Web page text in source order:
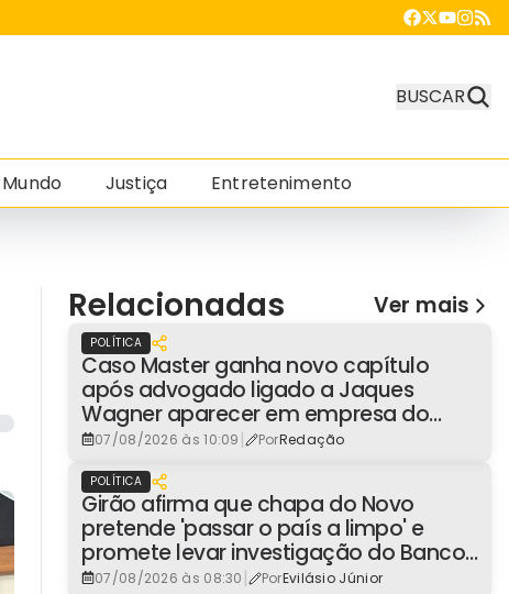
BUSCAR
Mundo Justiça Entretenimento
Relacionadas Ver mais
POLÍTICA
Caso Master ganha novo capítulo
após advogado ligado a Jaques
Wagner aparecer em empresa do
consignado
07/08/2026 às 10:09 | PorRedação
POLÍTICA
Girão afirma que chapa do Novo
pretende 'passar o país a limpo' e
promete levar investigação do Banco
Master à Presidência
07/08/2026 às 08:30 | PorEvilásio Júnior